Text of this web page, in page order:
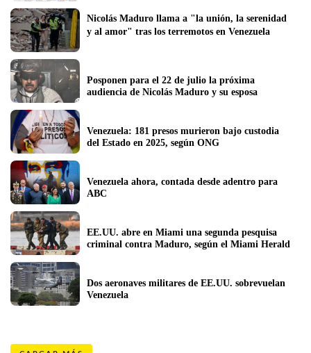
Nicolás Maduro llama a "la unión, la serenidad
y al amor" tras los terremotos en Venezuela
Posponen para el 22 de julio la próxima
audiencia de Nicolás Maduro y su esposa
Venezuela: 181 presos murieron bajo custodia
del Estado en 2025, según ONG
Venezuela ahora, contada desde adentro para
EE.UU. abre en Miami una segunda pesquisa
criminal contra Maduro, según el Miami Herald
Dos aeronaves militares de EE.UU. sobrevuelan
Venezuela